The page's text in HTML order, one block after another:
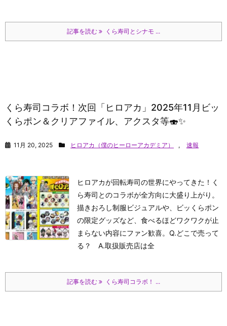
記事を読む くら寿司とシナモ ...
くら寿司コラボ！次回「ヒロアカ」2025年11月ビッ
くらポン＆クリアファイル、アクスタ等🍣✨
11月 20, 2025 ヒロアカ（僕のヒーローアカデミア） , 速報
ヒロアカが回転寿司の世界にやってきた！く
ら寿司とのコラボが全方向に大盛り上がり。
描きおろし制服ビジュアルや、ビッくらポン
の限定グッズなど、食べるほどワクワクが止
まらない内容にファン歓喜。Q.どこで売って
る？ A.取扱販売店は全
記事を読む くら寿司コラボ！ ...